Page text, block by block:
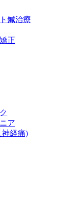
鍼治療
正
ア
神経痛)